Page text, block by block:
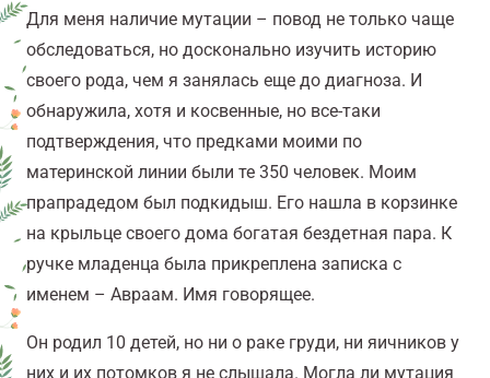
Для меня наличие мутации – повод не только чаще
обследоваться, но досконально изучить историю
своего рода, чем я занялась еще до диагноза. И
обнаружила, хотя и косвенные, но все-таки
подтверждения, что предками моими по
материнской линии были те 350 человек. Моим
прапрадедом был подкидыш. Его нашла в корзинке
на крыльце своего дома богатая бездетная пара. К
ручке младенца была прикреплена записка с
именем – Авраам. Имя говорящее.
Он родил 10 детей, но ни о раке груди, ни яичников у
них и их потомков я не слышала. Могла ли мутация